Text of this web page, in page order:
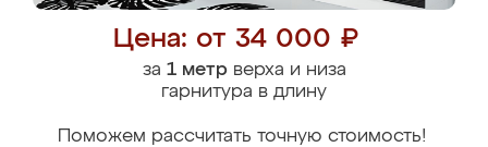
Цена: от 34 000 ₽
за 1 метрверха и низа
гарнитура в длину
Поможем рассчитать точную стоимость!